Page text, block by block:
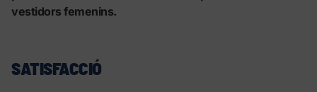
vestidors femenins.
SATISFACCIÓ